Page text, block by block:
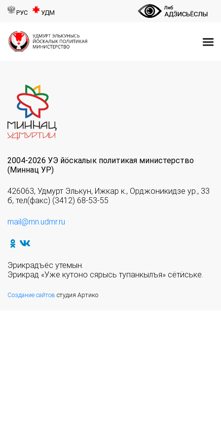
РУС УДМ
2004-2026 УЭ йöскалык политикая министерство
(Миннац УР)
426063, Удмурт Элькун, Ижкар к., Орджоникидзе ур., 33
б, тел(факс) (3412) 68-53-55
mail@mn.udmr.ru
Эрикрадъёс утемын.
Эрикрад «Уже кутоно сярысь тупанкылъя» сётӥське.
Создание сайтов студия Артико